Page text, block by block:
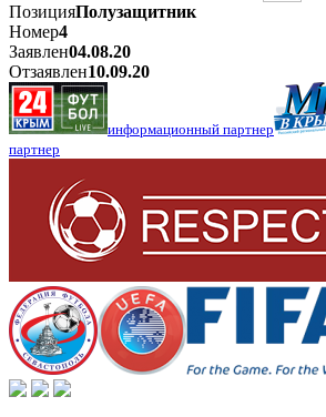
ПозицияПолузащитник
Номер4
Заявлен04.08.20
Отзаявлен10.09.20
информационный партнер
партнер